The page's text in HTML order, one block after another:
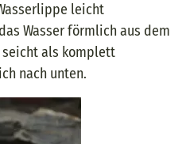
leicht
Wasser förmlich aus dem
als komplett
nach unten.